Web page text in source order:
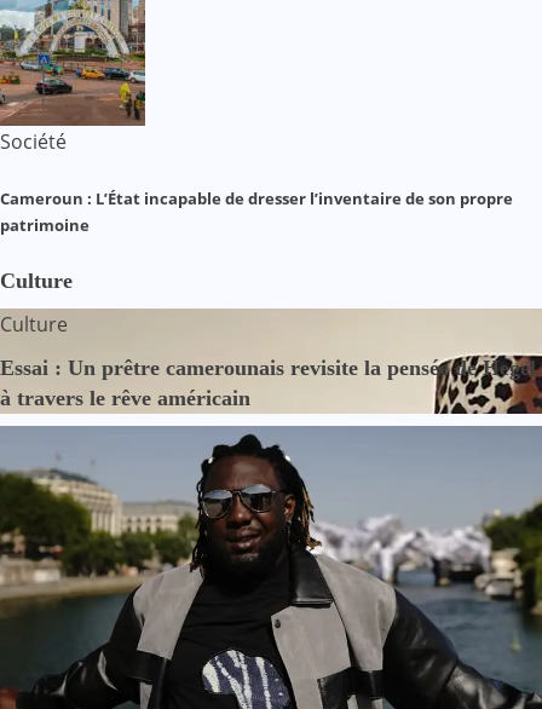
Société
Cameroun : L’État incapable de dresser l’inventaire de son propre
patrimoine
Culture
Culture
Essai : Un prêtre camerounais revisite la pensée de Hegel
à travers le rêve américain